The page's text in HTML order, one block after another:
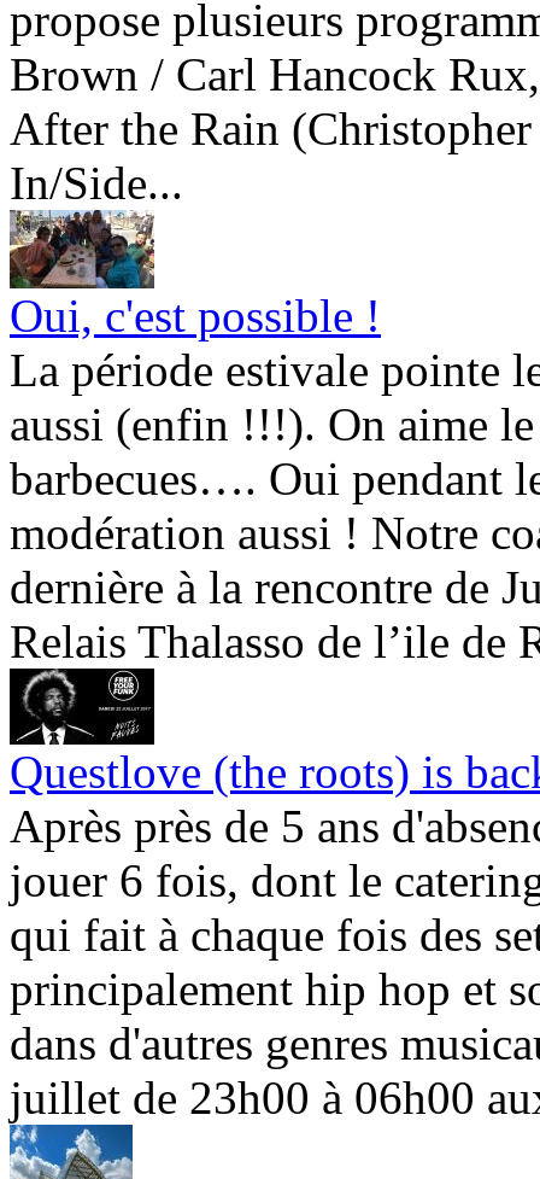
propose plusieurs
Brown / Carl Hancock
After the Rain
In/Side...
Oui, c'est possible !
La période estivale pointe
aussi (enfin !!!). On aime
barbecues…. Oui pendant
modération aussi ! Notre
dernière à la rencontre de
Relais Thalasso de l’ile de
Questlove (the roots) is
Après près de 5 ans
jouer 6 fois, dont le
qui fait à chaque fois des
principalement hip hop et
dans d'autres genres
juillet de 23h00 à 06h00